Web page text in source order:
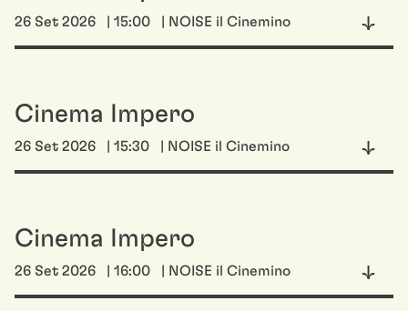
26 Set 2026 | 15:00 | NOISE il Cinemino
Cinema Impero
26 Set 2026 | 15:30 | NOISE il Cinemino
Cinema Impero
26 Set 2026 | 16:00 | NOISE il Cinemino